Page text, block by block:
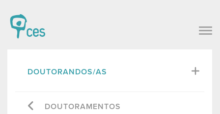
DOUTORANDOS/AS
DOUTORAMENTOS